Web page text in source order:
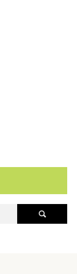
円）【～2026.2月末
化粧品
・【ボディ】マジョ
と、 みずみずしく
円）【～2025.12月
ル】コラーゲンパッ